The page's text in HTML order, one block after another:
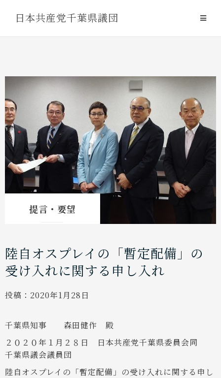
日本共産党千葉県議団
提言・要望
陸自オスプレイの「暫定配備」の
受け入れに関する申し入れ
投稿： 2020年1月28日
千葉県知事 森田健作 殿
２０２０年１月２８日 日本共産党千葉県委員会同
千葉県議会議員団
陸自オスプレイの「暫定配備」の受け入れに関する申し